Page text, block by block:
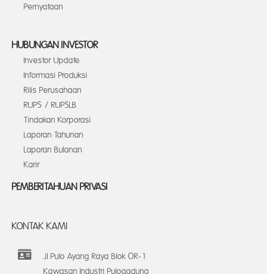
Pernyataan
HUBUNGAN INVESTOR
Investor Update
Informasi Produksi
Rilis Perusahaan
RUPS / RUPSLB
Tindakan Korporasi
Laporan Tahunan
Laporan Bulanan
Karir
PEMBERITAHUAN PRIVASI
KONTAK KAMI
Jl Pulo Ayang Raya Blok OR-1
Kawasan Industri Pulogadung